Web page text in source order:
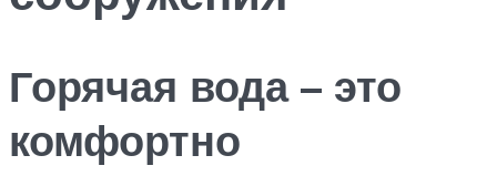
Горячая вода – это
комфортно